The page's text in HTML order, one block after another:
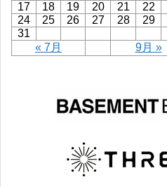
17
18 19 20 21 22
24
25 26 27 28 29
31
« 7月
9月 »